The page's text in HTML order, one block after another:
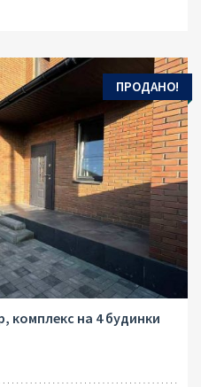
ПРОДАНО!
комплекс на 4 будинки